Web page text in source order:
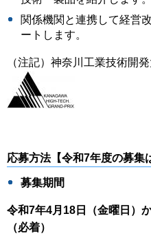
関係機関と連携して経営
ートします。
（注記）神奈川工業技術
応募方法【令和7年度の募集
募集期間
令和7年4月18日（金曜日）
（必着）